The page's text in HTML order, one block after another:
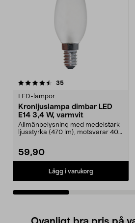
35recensioner
LED-lampor
Kronljuslampa dimbar LED
E14 3,4 W, varmvit
Allmänbelysning med medelstark
ljusstyrka (470 lm), motsvarar 40
59,90
Lägg i varukorg
4.5av 5 stjärnor